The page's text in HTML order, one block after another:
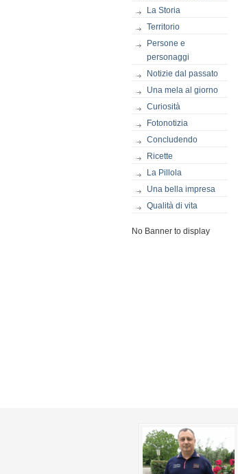
La Storia
Territorio
Persone e
personaggi
Notizie dal passato
Una mela al giorno
Curiosità
Fotonotizia
Concludendo
Ricette
La Pillola
Una bella impresa
Qualità di vita
No Banner to display